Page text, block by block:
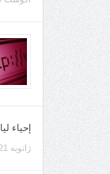
إحياء
ژانویه 21, 2013